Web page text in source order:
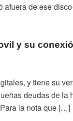
afuera de ese
y su
y tiene su
deudas de la
la nota que […]